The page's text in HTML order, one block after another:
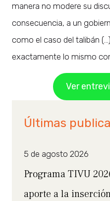
manera no modere su
consecuencia, a un
como el caso del talibán
exactamente lo mismo con
Ver
Últimas
5 de agosto 2026
Programa TIVU
aporte a la